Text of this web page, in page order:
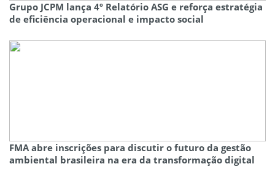
Grupo JCPM lança 4º Relatório ASG e reforça estratégia
de eficiência operacional e impacto social
FMA abre inscrições para discutir o futuro da gestão
ambiental brasileira na era da transformação digital